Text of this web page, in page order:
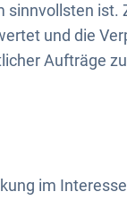
sinnvollsten ist.
und die
Aufträge
im